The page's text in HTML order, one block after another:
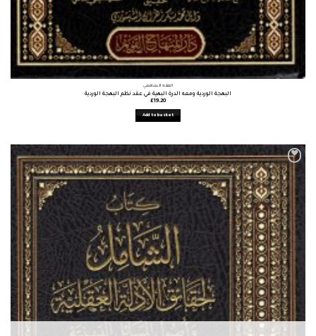
الفقه الشافعي
البهجة الوردية ومعه الدرة البهية في عقد نظم البهجة الوردية
£19.20
Add to basket